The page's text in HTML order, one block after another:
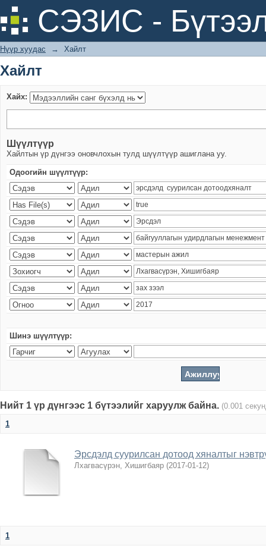
СЭЗИС -
Хайлт
Нүүр хуудас → Хайлт
Хайлт
Хайх:
Шүүлтүүр
Хайлтын үр дүнгээ оновчлохын тулд шүүлтүүр ашиглана уу.
Одоогийн шүүлтүүр:
Шинэ шүүлтүүр:
Нийт 1 үр дүнгээс 1 бүтээлийг харуулж байна. (0.001
1
Эрсдэлд суурилсан дотоод хяналтыг
Лхагвасүрэн, Хишигбаяр (2017-01-12)
1